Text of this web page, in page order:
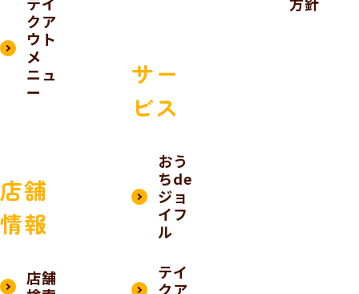
クア
ウト
メ
ニュ
ー
店舗
情報
店舗
サー
ビス
おう
ちde
ジョ
イフ
ル
テイ
クア